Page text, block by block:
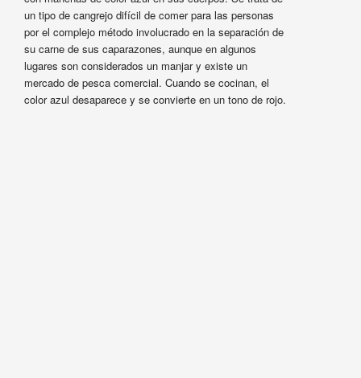
un tipo de cangrejo difícil de comer para las personas
por el complejo método involucrado en la separación de
su carne de sus caparazones, aunque en algunos
lugares son considerados un manjar y existe un
mercado de pesca comercial. Cuando se cocinan, el
color azul desaparece y se convierte en un tono de rojo.